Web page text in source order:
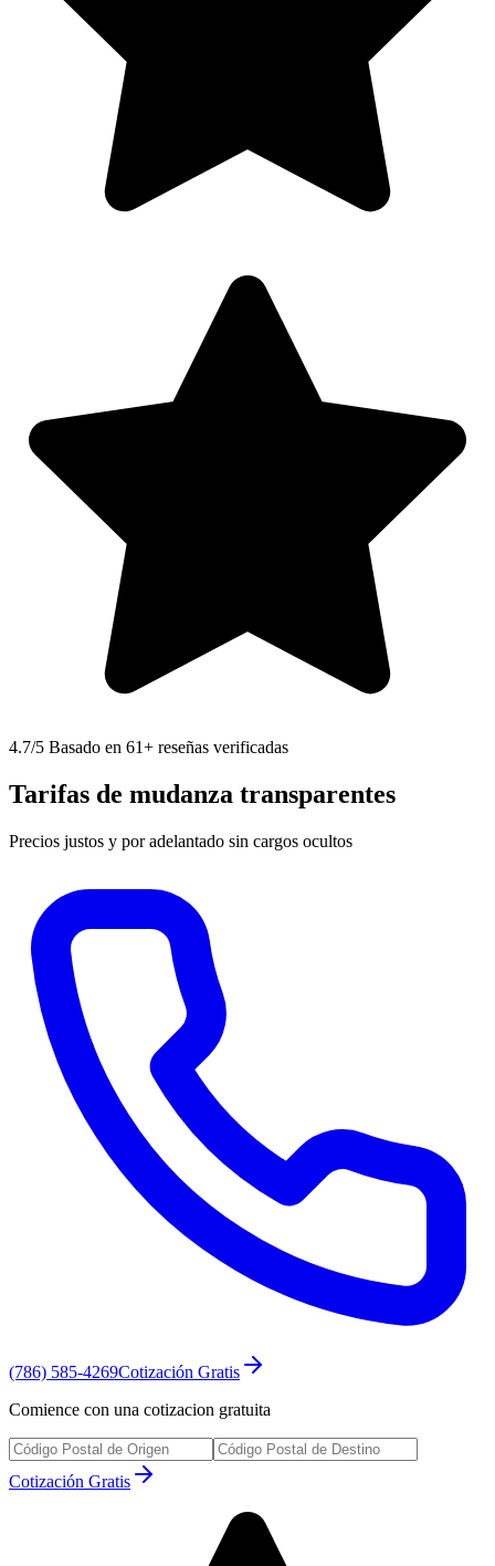
4.7/5 Basado en 61+ reseñas verificadas
Tarifas de mudanza transparentes
Precios justos y por adelantado sin cargos ocultos
(786) 585-4269Cotización Gratis
Comience con una cotizacion gratuita
Cotización Gratis